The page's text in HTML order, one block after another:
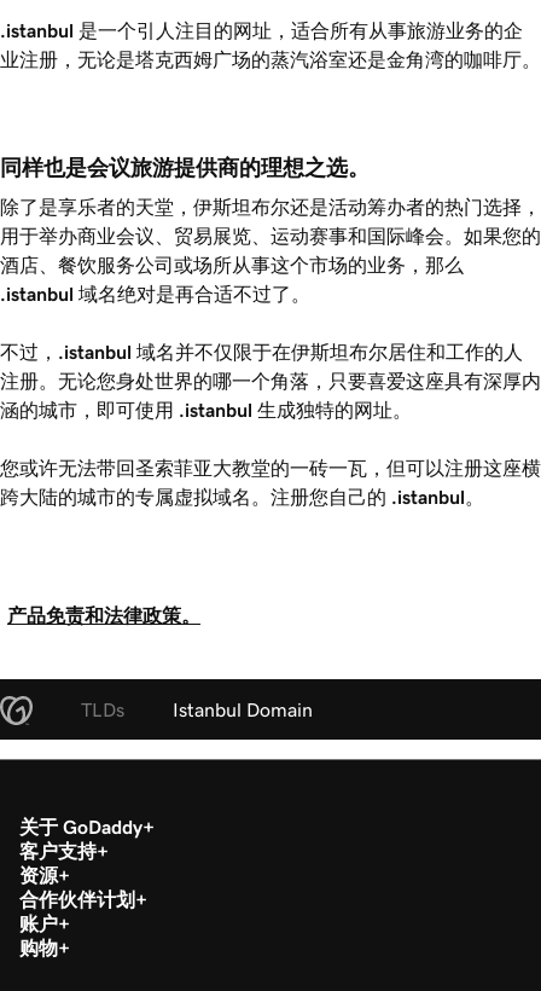
.istanbul 是一个引人注目的网址，适合所有从事旅游业务的企
业注册，无论是塔克西姆广场的蒸汽浴室还是金角湾的咖啡厅。
同样也是会议旅游提供商的理想之选。
除了是享乐者的天堂，伊斯坦布尔还是活动筹办者的热门选择，
用于举办商业会议、贸易展览、运动赛事和国际峰会。如果您的
酒店、餐饮服务公司或场所从事这个市场的业务，那么
.istanbul 域名绝对是再合适不过了。
不过， .istanbul 域名并不仅限于在伊斯坦布尔居住和工作的人
注册。无论您身处世界的哪一个角落，只要喜爱这座具有深厚内
涵的城市，即可使用 .istanbul 生成独特的网址。
您或许无法带回圣索菲亚大教堂的一砖一瓦，但可以注册这座横
跨大陆的城市的专属虚拟域名。注册您自己的 .istanbul
产品免责和法律政策。
TLDs Istanbul Domain
关于 GoDaddy
客户支持
资源
合作伙伴计划
账户
购物